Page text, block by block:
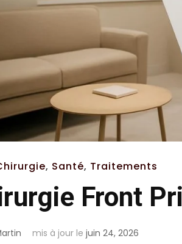
, Santé, Traitements
Front
mis à jour le juin 24, 2026